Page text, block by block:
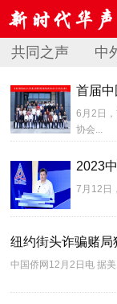
共同之声 中
首届
6月2日
协会...
2023
7月12日
纽约街头诈骗赌
中国侨网12月2日电 据